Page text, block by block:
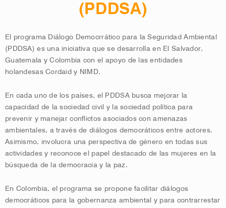
(PDDSA)
El programa Diálogo Democrrático para la Seguridad Ambiental
(PDDSA) es una iniciativa que se desarrolla en El Salvador,
Guatemala y Colombia con el apoyo de las entidades
holandesas Cordaid y NIMD.
En cada uno de los países, el PDDSA busca mejorar la
capacidad de la sociedad civil y la sociedad política para
prevenir y manejar conflictos asociados con amenazas
ambientales, a través de diálogos democráticos entre actores.
Asimismo, involucra una perspectiva de género en todas sus
actividades y reconoce el papel destacado de las mujeres en la
búsqueda de la democracia y la paz.
En Colombia, el programa se propone facilitar diálogos
democráticos para la gobernanza ambiental y para contrarrestar